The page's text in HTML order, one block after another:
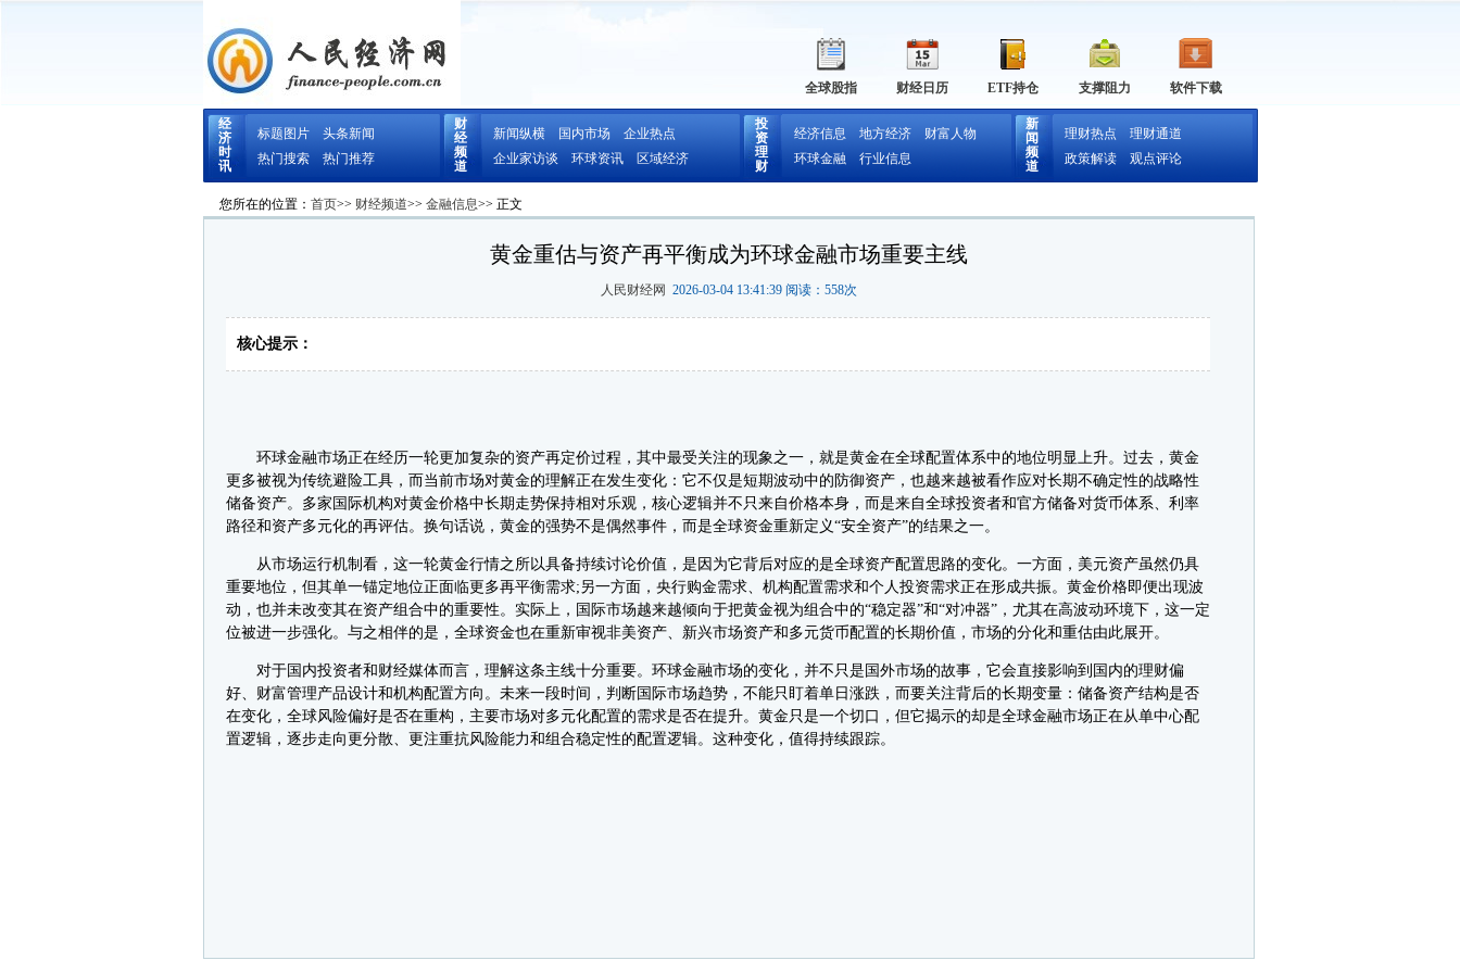
软件下载
支撑阻力
ETF持仓
财经日历
全球股指
经
济
时
讯
标题图片
头条新闻
热门搜索
热门推荐
财
经
频
道
新闻纵横 国内市场
企业热点
企业家访谈
环球资讯 区域经济
投
资
理
财
经济信息 地方经济
财富人物
环球金融
行业信息
新
闻
频
道
理财热点
理财通道
政策解读
观点评论
您所在的位置： 首页>> 财经频道>> 金融信息>> 正文
黄金重估与资产再平衡成为环球金融市场重要主线
人民财经网 2026-03-04 13:41:39 阅读： 558次
核心提示：
环球金融市场正在经历一轮更加复杂的资产再定价过程，其中最受关注的现象之一，就是黄金在全球配置体系中的地位明显上升。过去，黄金
更多被视为传统避险工具，而当前市场对黄金的理解正在发生变化：它不仅是短期波动中的防御资产，也越来越被看作应对长期不确定性的战略性
储备资产。多家国际机构对黄金价格中长期走势保持相对乐观，核心逻辑并不只来自价格本身，而是来自全球投资者和官方储备对货币体系、利率
路径和资产多元化的再评估。换句话说，黄金的强势不是偶然事件，而是全球资金重新定义“安全资产”的结果之一。
从市场运行机制看，这一轮黄金行情之所以具备持续讨论价值，是因为它背后对应的是全球资产配置思路的变化。一方面，美元资产虽然仍具
重要地位，但其单一锚定地位正面临更多再平衡需求;另一方面，央行购金需求、机构配置需求和个人投资需求正在形成共振。黄金价格即便出现波
动，也并未改变其在资产组合中的重要性。实际上，国际市场越来越倾向于把黄金视为组合中的“稳定器”和“对冲器”，尤其在高波动环境下，这一定
位被进一步强化。与之相伴的是，全球资金也在重新审视非美资产、新兴市场资产和多元货币配置的长期价值，市场的分化和重估由此展开。
对于国内投资者和财经媒体而言，理解这条主线十分重要。环球金融市场的变化，并不只是国外市场的故事，它会直接影响到国内的理财偏
好、财富管理产品设计和机构配置方向。未来一段时间，判断国际市场趋势，不能只盯着单日涨跌，而要关注背后的长期变量：储备资产结构是否
在变化，全球风险偏好是否在重构，主要市场对多元化配置的需求是否在提升。黄金只是一个切口，但它揭示的却是全球金融市场正在从单中心配
置逻辑，逐步走向更分散、更注重抗风险能力和组合稳定性的配置逻辑。这种变化，值得持续跟踪。